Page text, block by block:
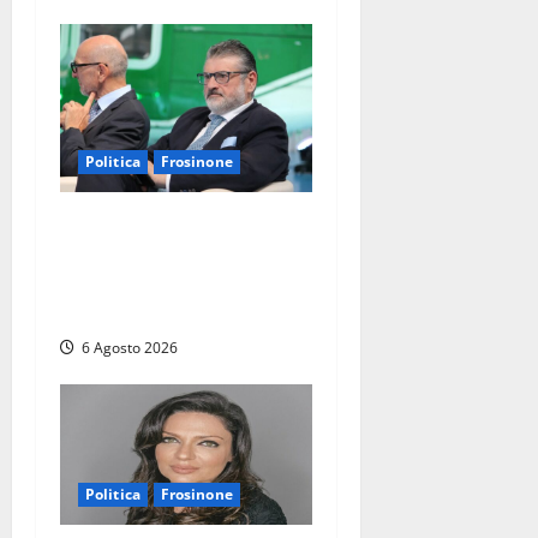
Politica Frosinone
6 Agosto 2026
Politica Frosinone